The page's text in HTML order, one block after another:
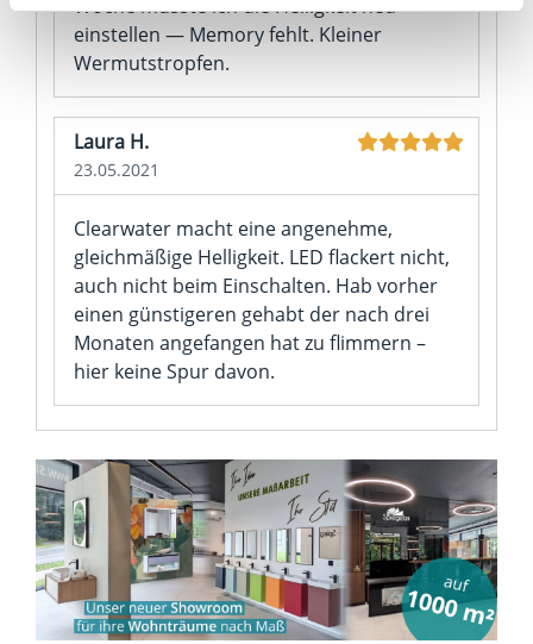
Zukunft widerrufen. Am einfachsten ist es, wenn Sie dazu
unter "Cookies" Ihre getroffene Auswahl anpassen. Durch
den Widerruf der Einwilligung wird die vorherige
Verarbeitung nicht berührt.
Impressum|Datenschutz
Woche musste ich die Helligkeit neu
einstellen — Memory fehlt. Kleiner
Wermutstropfen.
Laura H.
23.05.2021
Clearwater macht eine angenehme,
gleichmäßige Helligkeit. LED flackert nicht,
auch nicht beim Einschalten. Hab vorher
einen günstigeren gehabt der nach drei
Monaten angefangen hat zu flimmern –
hier keine Spur davon.